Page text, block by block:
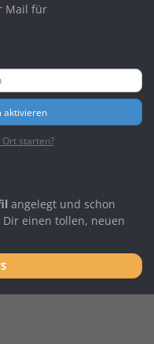
Mail für
aktivieren
starten?
angelegt und schon
einen tollen, neuen